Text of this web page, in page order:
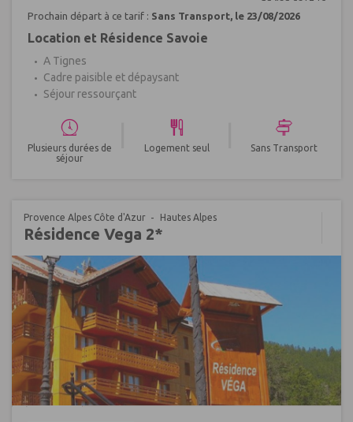
Prochain départ à ce tarif : Sans Transport, le 23/08/2026
Location et Résidence Savoie
A Tignes
Cadre paisible et dépaysant
Séjour ressourçant
Plusieurs durées de
séjour
Logement seul Sans Transport
Provence Alpes Côte d'Azur Hautes Alpes
Résidence Vega 2*